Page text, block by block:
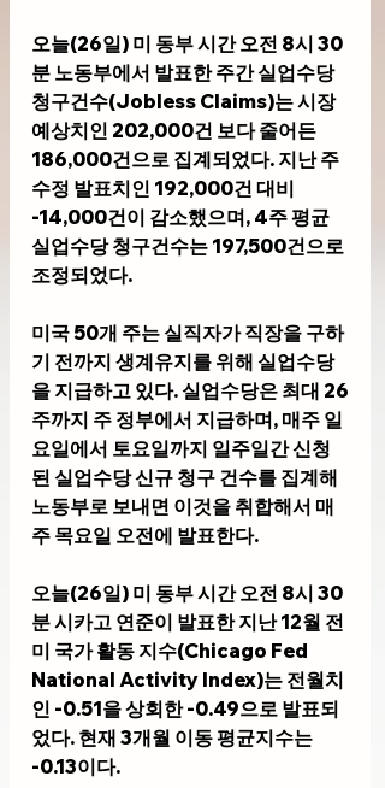
오늘(26일) 미 동부 시간 오전 8시 30
분 노동부에서 발표한 주간 실업수당
청구건수(Jobless Claims)는 시장
예상치인 202,000건 보다 줄어든
186,000건으로 집계되었다. 지난 주
수정 발표치인 192,000건 대비
-14,000건이 감소했으며, 4주 평균
실업수당 청구건수는 197,500건으로
조정되었다.
미국 50개 주는 실직자가 직장을 구하
기 전까지 생계유지를 위해 실업수당
을 지급하고 있다. 실업수당은 최대 26
주까지 주 정부에서 지급하며, 매주 일
요일에서 토요일까지 일주일간 신청
된 실업수당 신규 청구 건수를 집계해
노동부로 보내면 이것을 취합해서 매
주 목요일 오전에 발표한다.
오늘(26일) 미 동부 시간 오전 8시 30
분 시카고 연준이 발표한 지난 12월 전
미 국가 활동 지수(Chicago Fed
National Activity Index)는 전월치
인 -0.51을 상회한 -0.49으로 발표되
었다. 현재 3개월 이동 평균지수는
-0.13이다.